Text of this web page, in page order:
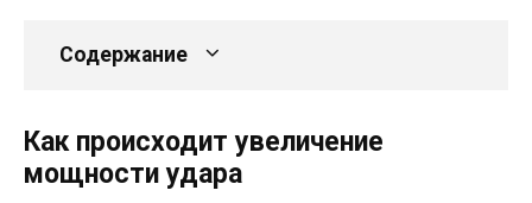
Содержание
Как происходит увеличение
мощности удара